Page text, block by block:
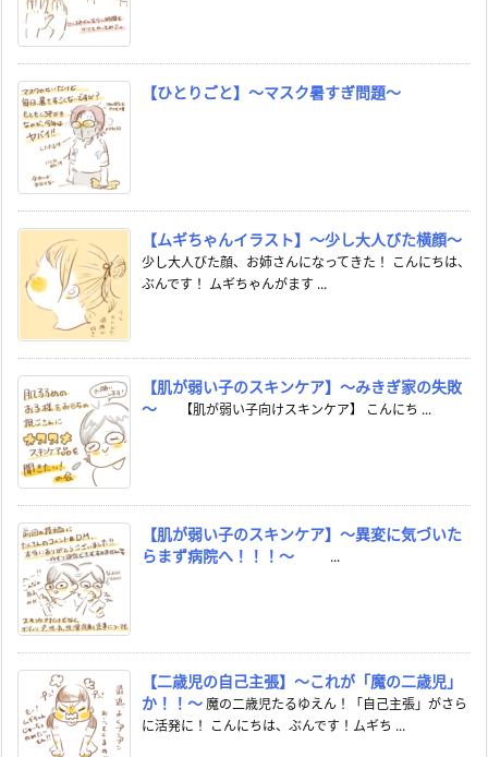
【ひとりごと】～マスク暑すぎ問題～
【ムギちゃんイラスト】～少し大人びた横顔～
少し大人びた顔、お姉さんになってきた！ こんにちは、
ぶんです！ ムギちゃんがます ...
【肌が弱い子のスキンケア】～みきぎ家の失敗
～
【肌が弱い子向けスキンケア】 こんにち ...
【肌が弱い子のスキンケア】～異変に気づいた
らまず病院へ！！！～
...
【二歳児の自己主張】～これが「魔の二歳児」
か！！～魔の二歳児たるゆえん！「自己主張」がさら
に活発に！ こんにちは、ぶんです！ムギち ...